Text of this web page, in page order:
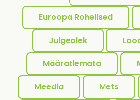
Euroopa Rohelised
Julgeolek
Määratlemata
Meedia Mets